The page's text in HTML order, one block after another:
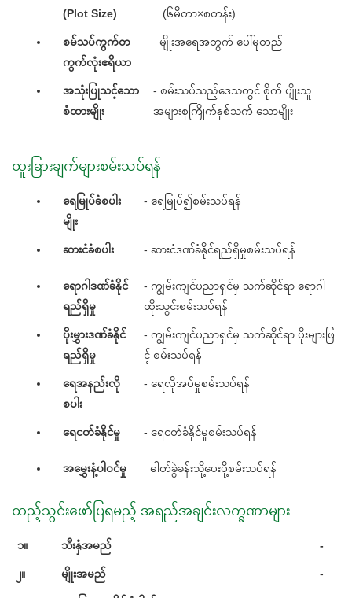
(Plot Size) (၆မီတာ×၈တန်း)
စမ်သပ်ကွက်တ
ကွက်လုံးဧရိယာ
မျိုးအရေအတွက် ပေါ်မူတည်
အသုံးပြုသင့်သော
စံထားမျိုး
- စမ်းသပ်သည့်ဒေသတွင် စိုက် ပျိုးသူ
အများစုကြိုက်နှစ်သက် သောမျိုး
ထူးခြားချက်များစမ်းသပ်ရန်
ရေမြုပ်ခံစပါး
မျိုး
- ရေမြုပ်၍စမ်းသပ်ရန်
ဆားငံခံစပါး - ဆားငံဒဏ်ခံနိုင်ရည်ရှိမှုစမ်းသပ်ရန်
ရောဂါဒဏ်ခံနိုင်
ရည်ရှိမှု
- ကျွမ်းကျင်ပညာရှင်မှ သက်ဆိုင်ရာ ရောဂါ
ထိုးသွင်းစမ်းသပ်ရန်
ပိုးမွှားဒဏ်ခံနိုင်
ရည်ရှိမှု
- ကျွမ်းကျင်ပညာရှင်မှ သက်ဆိုင်ရာ ပိုးများဖြ
င့် စမ်းသပ်ရန်
ရေအနည်းလို
စပါး
- ရေလိုအပ်မှုစမ်းသပ်ရန်
ရေငတ်ခံနိုင်မှု - ရေငတ်ခံနိုင်မှုစမ်းသပ်ရန်
အမွှေးနံ့ပါဝင်မှု ဓါတ်ခွဲခန်းသို့ပေးပို့စမ်းသပ်ရန်
ထည့်သွင်းဖော်ပြရမည့် အရည်အချင်းလက္ခဏာများ
၁။ သီးနှံအမည် -
၂။ မျိုးအမည် -